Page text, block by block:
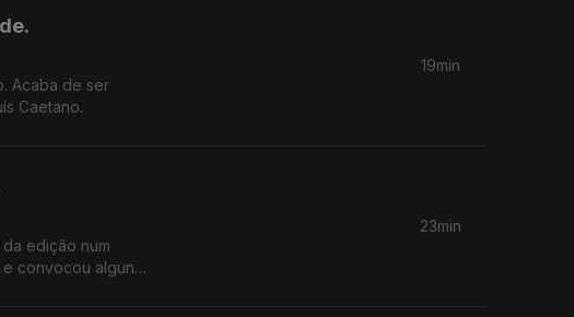
Acaba de ser
Caetano.
19min
edição num
convocou alguns
23min